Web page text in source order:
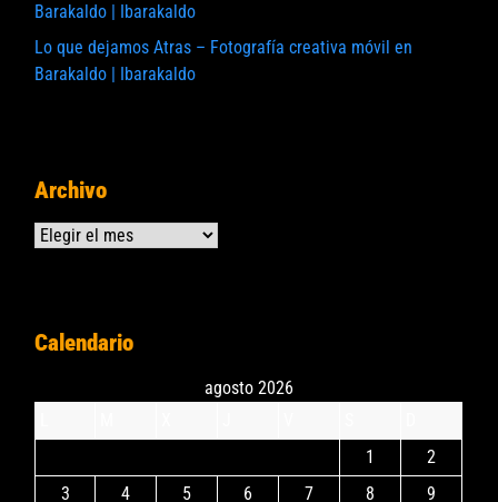
Barakaldo | Ibarakaldo
Lo que dejamos Atras – Fotografía creativa móvil en
Barakaldo | Ibarakaldo
Archivo
Archivos
Calendario
agosto 2026
1
2
3
4 5 6 7 8 9